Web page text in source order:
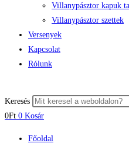
Villanypásztor kapuk
Villanypásztor szettek
Versenyek
Kapcsolat
Rólunk
Keresés
0Ft 0 Kosár
Főoldal